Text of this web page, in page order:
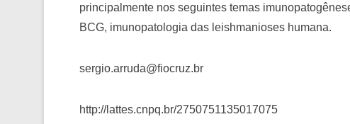
principalmente nos seguintes temas
BCG, imunopatologia das leishmanioses humana.
sergio.arruda@fiocruz.br
http://lattes.cnpq.br/2750751135017075